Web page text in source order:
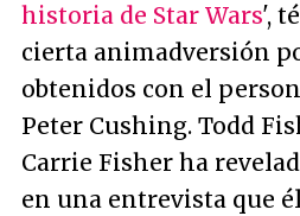
historia de Star Wars',
cierta animadversión
obtenidos con el
Peter Cushing. Todd
Carrie Fisher ha
en una entrevista que